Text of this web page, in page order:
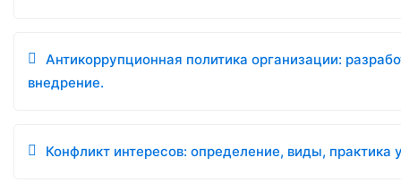
Антикоррупционная политика организации:
внедрение.
Конфликт интересов: определение, виды, практика